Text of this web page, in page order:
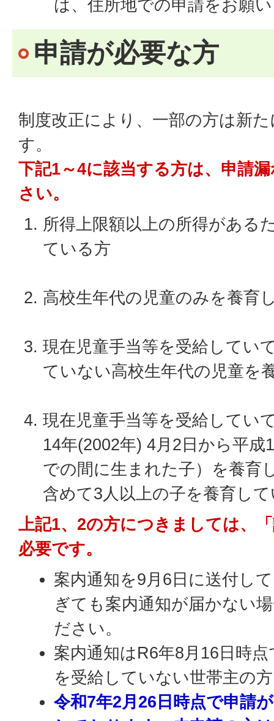
は、住所地での申請をお願
申請が必要な方
制度改正により、一部の方は新
す。
下記1～4に該当する方は、申請
さい。
所得上限額以上の所得がある
ている方
高校生年代の児童のみを養育
現在児童手当等を受給してい
ていない高校生年代の児童を
現在児童手当等を受給してい
14年(2002年) 4月2日から平成
での間に生まれた子）を養育
含めて3人以上の子を養育し
上記1、2の方につきましては、
必要です。
案内通知を9月6日に送付し
ぎても案内通知が届かない
ださい。
案内通知はR6年8月16日時
を受給していない世帯主の
令和7年2月26日時点で申請